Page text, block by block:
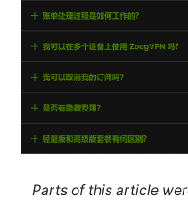
Parts of this article